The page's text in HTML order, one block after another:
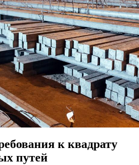
к квадрату
путей